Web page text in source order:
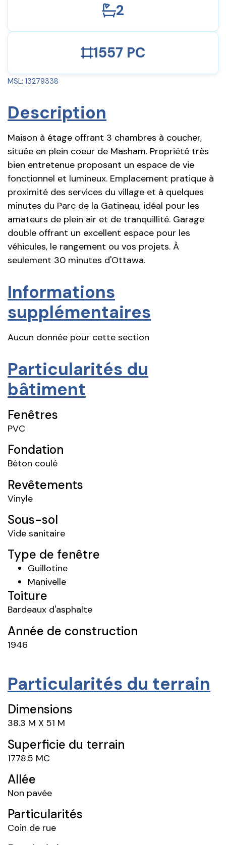
2
1557 PC
MSL: 13279338
Description
Maison à étage offrant 3 chambres à coucher,
située en plein coeur de Masham. Propriété très
bien entretenue proposant un espace de vie
fonctionnel et lumineux. Emplacement pratique à
proximité des services du village et à quelques
minutes du Parc de la Gatineau, idéal pour les
amateurs de plein air et de tranquillité. Garage
double offrant un excellent espace pour les
véhicules, le rangement ou vos projets. À
seulement 30 minutes d'Ottawa.
Informations
supplémentaires
Aucun donnée pour cette section
Particularités du
bâtiment
Fenêtres
PVC
Fondation
Béton coulé
Revêtements
Vinyle
Sous-sol
Vide sanitaire
Type de fenêtre
Guillotine
Manivelle
Toiture
Bardeaux d'asphalte
Année de construction
1946
Particularités du terrain
Dimensions
38.3 M X 51 M
Superficie du terrain
1778.5 MC
Allée
Non pavée
Particularités
Coin de rue